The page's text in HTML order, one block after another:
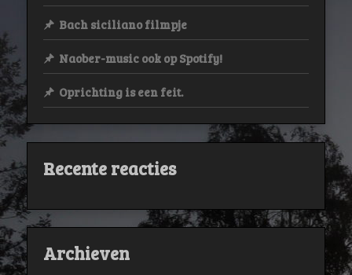
Bach siciliano filmpje
Naober-music ook op Spotify!
Oprichting is een feit.
Recente reacties
Archieven